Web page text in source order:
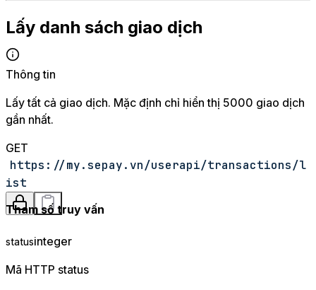
Lấy danh sách giao dịch
Thông tin
Lấy tất cả giao dịch. Mặc định chỉ hiển thị 5000 giao dịch
gần nhất.
GET
https://my.sepay.vn/userapi/transactions/l
ist
Tham số truy vấn
statusinteger
Mã HTTP status